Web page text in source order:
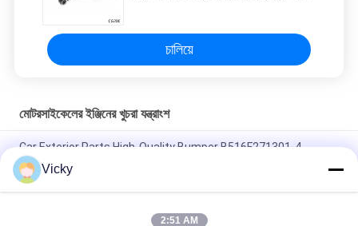
চালিয়ে
মোটরসাইকেলের ইঞ্জিনের খুচরা যন্ত্রাংশ
Car Exterior Parts High-Quality Bumper B516F271301-4
CHANAN OSHAN​ Z6 Starry White
স্টার্টার মোটর হন্ডা EX5 মোটরসাইকেল ইঞ্জিন খুচরা যন্ত্রাংশ সস্তা পাইকারি উচ্চ পারফরম্যান্স
Vicky
2:51 AM